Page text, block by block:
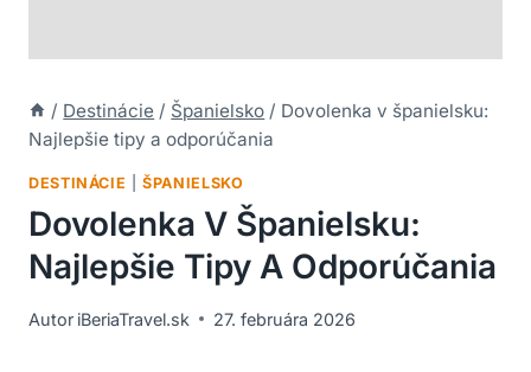
/ Destinácie / Španielsko / Dovolenka v španielsku:
Najlepšie tipy a odporúčania
DESTINÁCIE |ŠPANIELSKO
Dovolenka V Španielsku:
Najlepšie Tipy A Odporúčania
Autor iBeriaTravel.sk 27. februára 2026